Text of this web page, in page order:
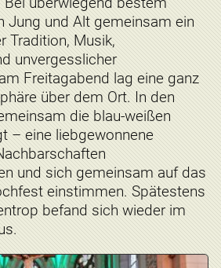
Jung und Alt gemeinsam ein
Tradition, Musik,
unvergesslicher
Freitagabend lag eine ganz
über dem Ort. In den
die blau-weißen
– eine liebgewonnene
und sich gemeinsam auf das
einstimmen. Spätestens
befand sich wieder im